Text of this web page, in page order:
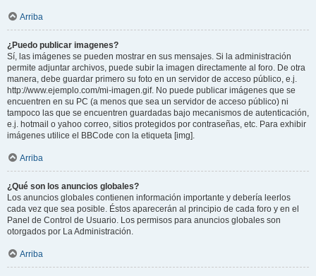
Arriba
¿Puedo publicar imagenes?
Sí, las imágenes se pueden mostrar en sus mensajes. Si la administración
permite adjuntar archivos, puede subir la imagen directamente al foro. De otra
manera, debe guardar primero su foto en un servidor de acceso público, e.j.
http://www.ejemplo.com/mi-imagen.gif. No puede publicar imágenes que se
encuentren en su PC (a menos que sea un servidor de acceso público) ni
tampoco las que se encuentren guardadas bajo mecanismos de autenticación,
e.j. hotmail o yahoo correo, sitios protegidos por contraseñas, etc. Para exhibir
imágenes utilice el BBCode con la etiqueta [img].
Arriba
¿Qué son los anuncios globales?
Los anuncios globales contienen información importante y debería leerlos
cada vez que sea posible. Éstos aparecerán al principio de cada foro y en el
Panel de Control de Usuario. Los permisos para anuncios globales son
otorgados por La Administración.
Arriba